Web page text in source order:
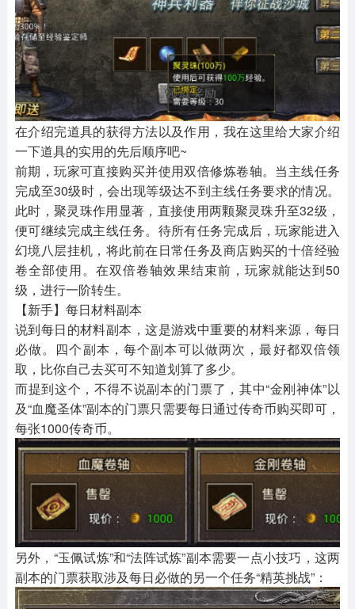
在介绍完道具的获得方法以及作用，我在这里给大家介绍
一下道具的实用的先后顺序吧~
前期，玩家可直接购买并使用双倍修炼卷轴。当主线任务
完成至30级时，会出现等级达不到主线任务要求的情况。
此时，聚灵珠作用显著，直接使用两颗聚灵珠升至32级，
便可继续完成主线任务。待所有任务完成后，玩家能进入
幻境八层挂机，将此前在日常任务及商店购买的十倍经验
卷全部使用。在双倍卷轴效果结束前，玩家就能达到50
级，进行一阶转生。
【新手】每日材料副本
说到每日的材料副本，这是游戏中重要的材料来源，每日
必做。四个副本，每个副本可以做两次，最好都双倍领
取，比你自己去买可不知道划算了多少。
而提到这个，不得不说副本的门票了，其中“金刚神体”以
及“血魔圣体”副本的门票只需要每日通过传奇币购买即可，
每张1000传奇币。
另外，“玉佩试炼”和“法阵试炼”副本需要一点小技巧，这两
副本的门票获取涉及每日必做的另一个任务“精英挑战”：